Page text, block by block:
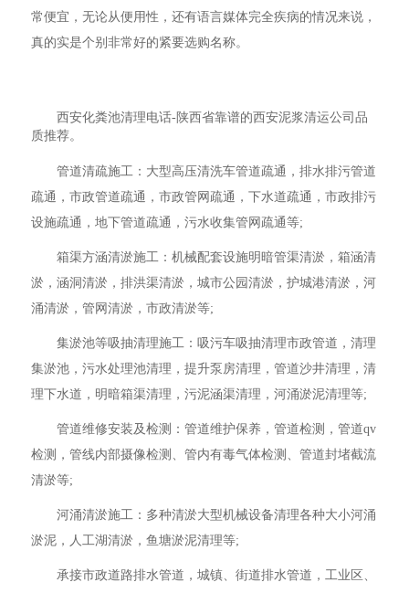
常便宜，无论从便用性，还有语言媒体完全疾病的情况来说，
真的实是个别非常好的紧要选购名称。
西安化粪池清理电话-陕西省靠谱的西安泥浆清运公司品
质推荐。
管道清疏施工：大型高压清洗车管道疏通，排水排污管道
疏通，市政管道疏通，市政管网疏通，下水道疏通，市政排污
设施疏通，地下管道疏通，污水收集管网疏通等;
箱渠方涵清淤施工：机械配套设施明暗管渠清淤，箱涵清
淤，涵洞清淤，排洪渠清淤，城市公园清淤，护城港清淤，河
涌清淤，管网清淤，市政清淤等;
集淤池等吸抽清理施工：吸污车吸抽清理市政管道，清理
集淤池，污水处理池清理，提升泵房清理，管道沙井清理，清
理下水道，明暗箱渠清理，污泥涵渠清理，河涌淤泥清理等;
管道维修安装及检测：管道维护保养，管道检测，管道qv
检测，管线内部摄像检测、管内有毒气体检测、管道封堵截流
清淤等;
河涌清淤施工：多种清淤大型机械设备清理各种大小河涌
淤泥，人工湖清淤，鱼塘淤泥清理等;
承接市政道路排水管道，城镇、街道排水管道，工业区、